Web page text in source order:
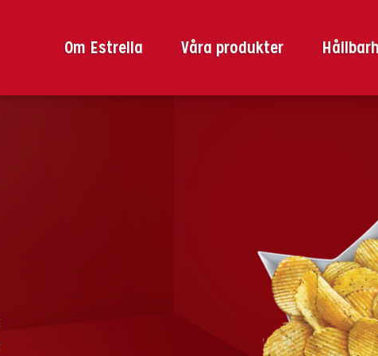
Om Estrella Våra produkter